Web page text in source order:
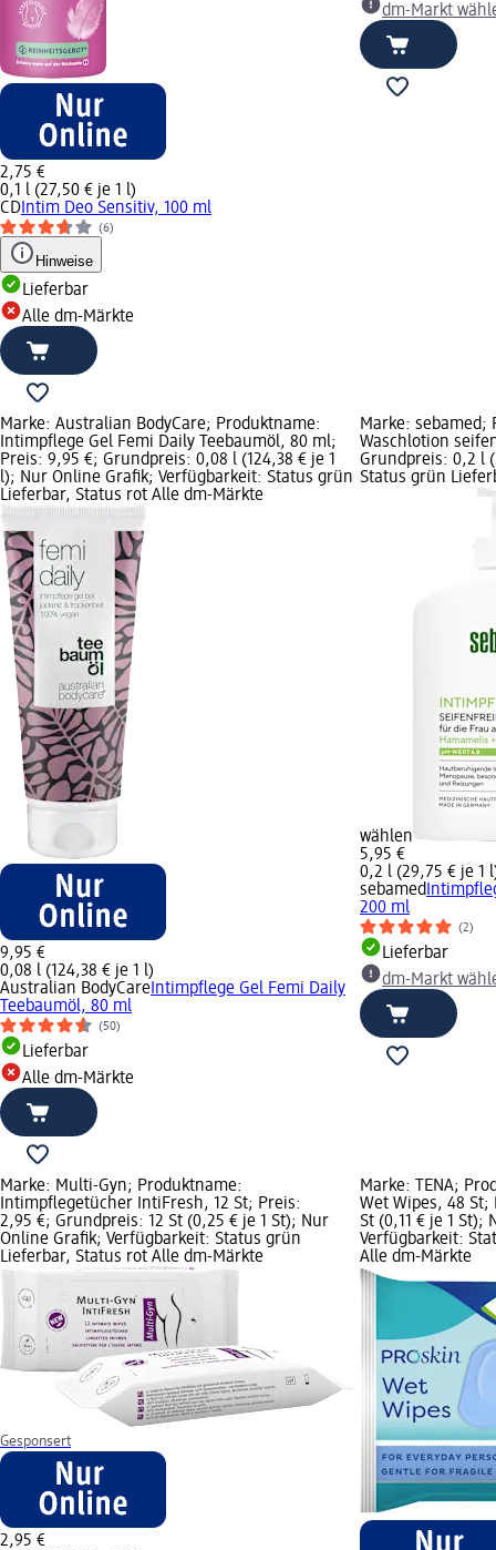
2,75 €
0,1 l (27,50 € je 1 l)
CD Intim Deo Sensitiv, 100 ml
(6)
Hinweise
Lieferbar
Alle dm-Märkte
dm-Markt
Marke: Australian BodyCare; Produktname:
Intimpflege Gel Femi Daily Teebaumöl, 80 ml;
Preis: 9,95 €; Grundpreis: 0,08 l (124,38 € je 1
l); Nur Online Grafik; Verfügbarkeit: Status grün
Lieferbar, Status rot Alle dm-Märkte
9,95 €
0,08 l (124,38 € je 1 l)
Australian BodyCare Intimpflege Gel Femi Daily
Teebaumöl, 80 ml
(50)
Lieferbar
Alle dm-Märkte
Marke:
Waschlotion
Grundpreis: 0,2 l
Status grün
wählen
5,95 €
0,2 l (29,75 € je 1
sebamed
200 ml
(2)
Lieferbar
dm-Markt
Marke: Multi-Gyn; Produktname:
Intimpflegetücher IntiFresh, 12 St; Preis:
2,95 €; Grundpreis: 12 St (0,25 € je 1 St); Nur
Online Grafik; Verfügbarkeit: Status grün
Lieferbar, Status rot Alle dm-Märkte
Gesponsert
2,95 €
Marke: TENA;
Wet Wipes, 48
St (0,11 € je 1 St);
Verfügbarkeit:
Alle dm-Märkte